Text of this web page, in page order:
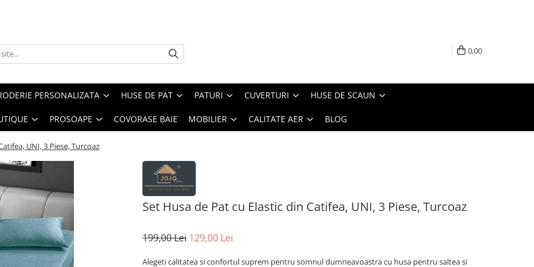
0,00
PERSONALIZATA HUSE DE PAT PATURI CUVERTURI HUSE DE SCAUN
PROSOAPE COVORASE BAIE MOBILIER CALITATE AER BLOG
UNI, 3 Piese, Turcoaz
Set Husa de Pat cu Elastic din Catifea, UNI, 3 Piese, Turcoaz
199,00 Lei 129,00 Lei
Alegeti calitatea si confortul suprem pentru somnul dumneavoastra cu husa pentru saltea si